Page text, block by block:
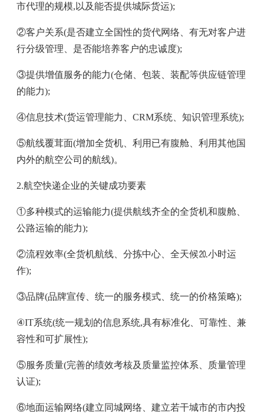
市代理的规模,以及能否提供城际货运);
②客户关系(是否建立全国性的货代网络、有无对客户进
行分级管理、是否能培养客户的忠诚度);
③提供增值服务的能力(仓储、包装、装配等供应链管理
的能力);
④信息技术(货运管理能力、CRM系统、知识管理系统);
⑤航线覆茸面(增加全货机、利用已有腹舱、利用其他国
内外的航空公司的航线)。
2.航空快递企业的关键成功要素
①多种模式的运输能力(提供航线齐全的全货机和腹舱、
公路运输的能力);
②流程效率(全货机航线、分拣中心、全天候⒛小时运
作);
③品牌(品牌宣传、统一的服务模式、统一的价格策略);
④IT系统(统一规划的信息系统,具有标准化、可靠性、兼
容性和可扩展性);
⑤服务质量(完善的绩效考核及质量监控体系、质量管理
认证);
⑥地面运输网络(建立同城网络、建立若干城市的市内投